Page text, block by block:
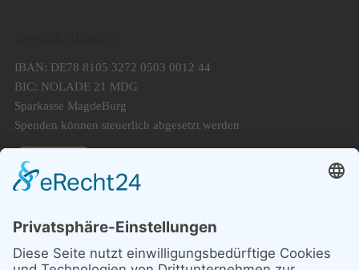
IBAN: DE78 8105 3272 0503 0012 44
BIC: NOLADE 21 MDG
Sparkasse MagdeBurg
Spenden können steuerlich abgesetzt werden